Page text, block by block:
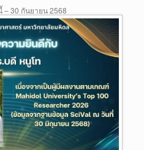
– 30 กันยายน 2568